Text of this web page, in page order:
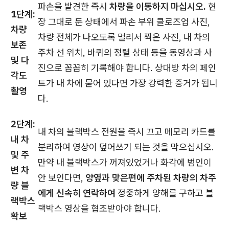
1단계:
차량
보존
및 다
각도
촬영
파손을 발견한 즉시 차량을 이동하지 마십시오. 현
장 그대로 둔 상태에서 파손 부위 클로즈업 사진,
차량 전체가 나오도록 멀리서 찍은 사진, 내 차의
주차 선 위치, 바퀴의 정렬 상태 등을 동영상과 사
진으로 꼼꼼히 기록해야 합니다. 상대방 차의 페인
트가 내 차에 묻어 있다면 가장 강력한 증거가 됩니
다.
2단계:
내 차
및 주
변 차
량 블
랙박스
확보
내 차의 블랙박스 전원을 즉시 끄고 메모리 카드를
분리하여 영상이 덮어쓰기 되는 것을 막으십시오.
만약 내 블랙박스가 꺼져있었거나 화각에 범인이
안 보인다면, 양옆과 맞은편에 주차된 차량의 차주
에게 신속히 연락하여 정중하게 양해를 구하고 블
랙박스 영상을 협조받아야 합니다.